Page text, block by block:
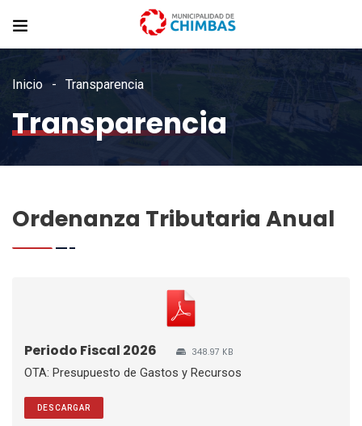
Inicio Transparencia
Transparencia
Ordenanza Tributaria Anual
Periodo Fiscal 2026 348.97 KB
OTA: Presupuesto de Gastos y Recursos
DESCARGAR